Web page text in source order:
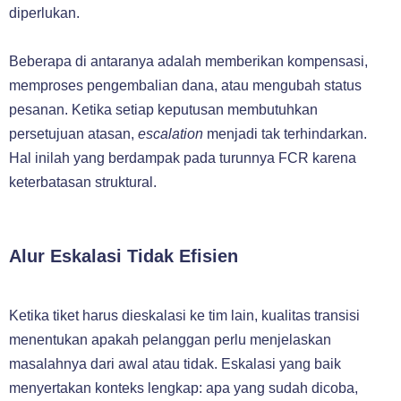
diperlukan.
Beberapa di antaranya adalah memberikan kompensasi,
memproses pengembalian dana, atau mengubah status
pesanan. Ketika setiap keputusan membutuhkan
persetujuan atasan, escalation menjadi tak terhindarkan.
Hal inilah yang berdampak pada turunnya FCR karena
keterbatasan struktural.
Alur Eskalasi Tidak Efisien
Ketika tiket harus dieskalasi ke tim lain, kualitas transisi
menentukan apakah pelanggan perlu menjelaskan
masalahnya dari awal atau tidak. Eskalasi yang baik
menyertakan konteks lengkap: apa yang sudah dicoba,